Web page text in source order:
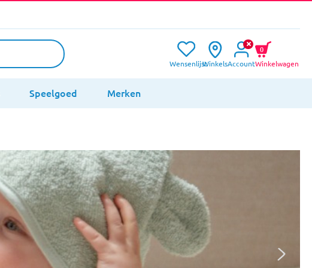
WensenlijstWinkelsAccountWinkelwagen
0
Speelgoed Merken